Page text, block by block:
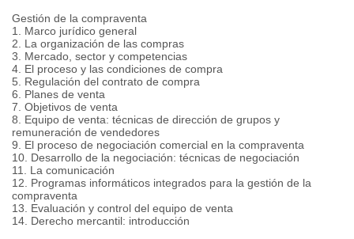
Gestión de la compraventa
1. Marco jurídico general
2. La organización de las compras
3. Mercado, sector y competencias
4. El proceso y las condiciones de compra
5. Regulación del contrato de compra
6. Planes de venta
7. Objetivos de venta
8. Equipo de venta: técnicas de dirección de grupos y
remuneración de vendedores
9. El proceso de negociación comercial en la compraventa
10. Desarrollo de la negociación: técnicas de negociación
11. La comunicación
12. Programas informáticos integrados para la gestión de la
compraventa
13. Evaluación y control del equipo de venta
14. Derecho mercantil: introducción